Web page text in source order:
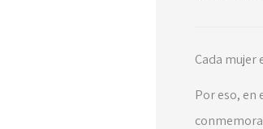
Cada mujer
Por eso, en